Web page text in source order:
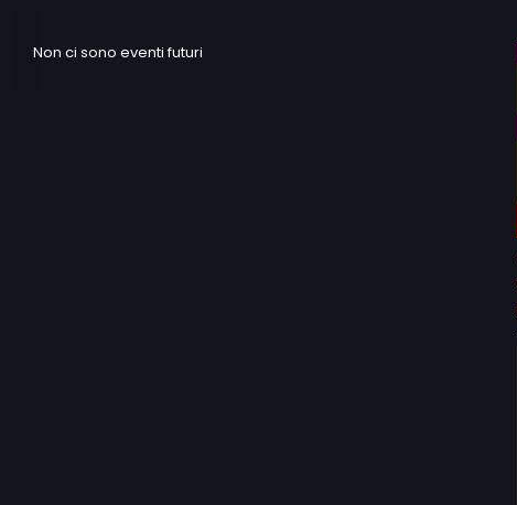
Non ci sono eventi futuri